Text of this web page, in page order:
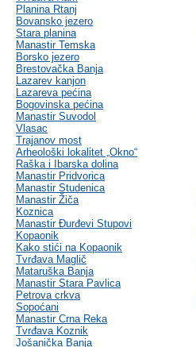
Planina Rtanj
Bovansko jezero
Stara planina
Manastir Temska
Borsko jezero
Brestovačka Banja
Lazarev kanjon
Lazareva pećina
Bogovinska pećina
Manastir Suvodol
Vlasac
Trajanov most
Arheološki lokalitet „Okno“
Raška i Ibarska dolina
Manastir Pridvorica
Manastir Studenica
Manastir Žiča
Koznica
Manastir Đurđevi Stupovi
Kopaonik
Kako stići na Kopaonik
Tvrđava Maglič
Mataruška Banja
Manastir Stara Pavlica
Petrova crkva
Sopoćani
Manastir Crna Reka
Tvrđava Koznik
Jošanička Banja